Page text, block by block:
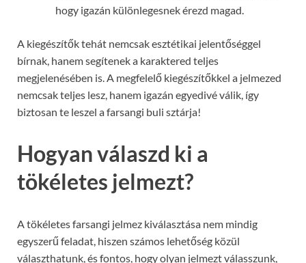
hogy igazán különlegesnek érezd magad.
A kiegészítők tehát nemcsak esztétikai jelentőséggel
bírnak, hanem segítenek a karaktered teljes
megjelenésében is. A megfelelő kiegészítőkkel a jelmezed
nemcsak teljes lesz, hanem igazán egyedivé válik, így
biztosan te leszel a farsangi buli sztárja!
Hogyan válaszd ki a
tökéletes jelmezt?
A tökéletes farsangi jelmez kiválasztása nem mindig
egyszerű feladat, hiszen számos lehetőség közül
választhatunk, és fontos, hogy olyan jelmezt válasszunk,